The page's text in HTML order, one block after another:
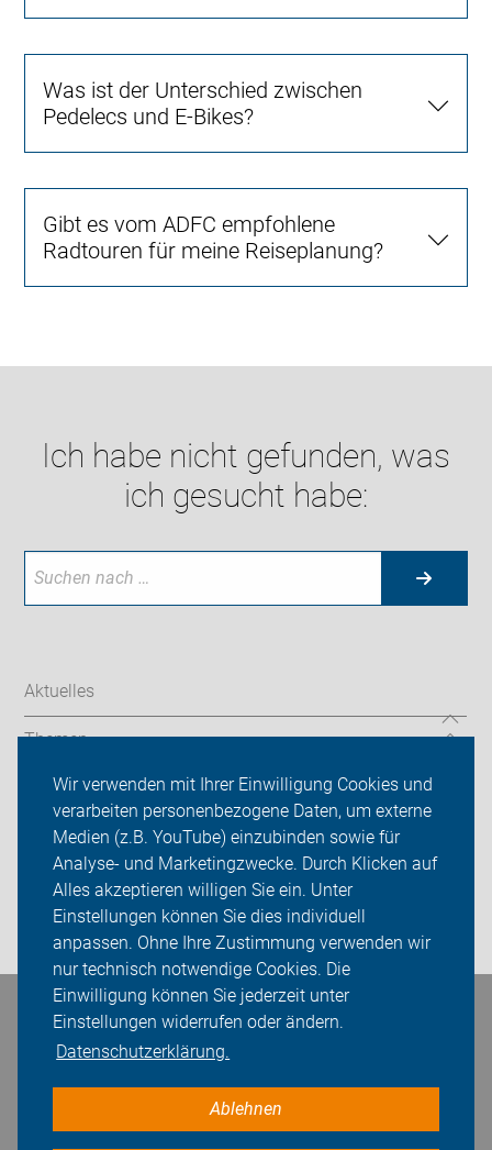
Wir verwenden mit Ihrer Einwilligung Cookies und
verarbeiten personenbezogene Daten, um externe
Medien (z.B. YouTube) einzubinden sowie für
Analyse- und Marketingzwecke. Durch Klicken auf
Alles akzeptieren willigen Sie ein. Unter
Einstellungen können Sie dies individuell
anpassen. Ohne Ihre Zustimmung verwenden wir
nur technisch notwendige Cookies. Die
Einwilligung können Sie jederzeit unter
Einstellungen widerrufen oder ändern.
Datenschutzerklärung.
Ablehnen
Was ist der Unterschied zwischen
Pedelecs und E-Bikes?
Gibt es vom ADFC empfohlene
Radtouren für meine Reiseplanung?
Ich habe nicht gefunden, was
ich gesucht habe:
Aktuelles
Themen
Codierung
ADFC Wolfsburg
Sei dabei
Login
Bleiben Sie in Kontakt